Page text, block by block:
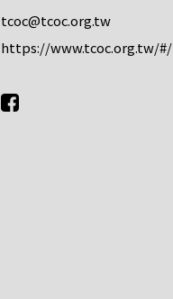
tcoc@tcoc.org.tw
https://www.tcoc.org.tw/#/